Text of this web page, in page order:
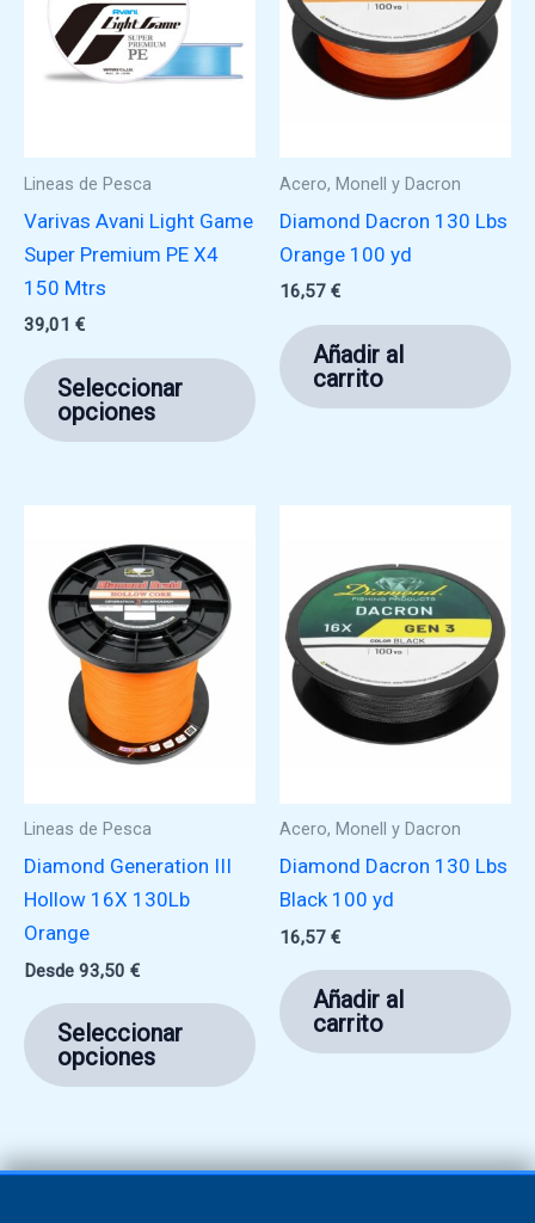
Lineas de Pesca
Varivas Avani Light Game
Super Premium PE X4
150 Mtrs
39,01 €
Seleccionar
opciones
Este
producto
pueden
elegir
producto
Acero, Monell y Dacron
Diamond Dacron 130 Lbs
Orange 100 yd
16,57 €
Añadir al
carrito
Lineas de Pesca
Diamond Generation III
Hollow 16X 130Lb
Orange
Desde 93,50 €
Seleccionar
opciones
Este
producto
Las
Acero, Monell y Dacron
Diamond Dacron 130 Lbs
Black 100 yd
16,57 €
Añadir al
carrito